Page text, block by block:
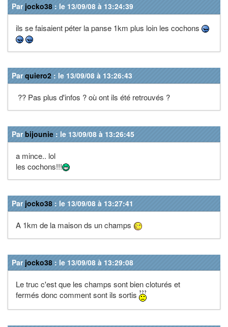
Par jocko38 : le 13/09/08 à 13:24:39
ils se faisaient péter la panse 1km plus loin les cochons
Parquiero2 : le 13/09/08 à 13:26:43
?? Pas plus d'infos ? où ont ils été retrouvés ?
Parbijounie : le 13/09/08 à 13:26:45
a mince.. lol
les cochons!!!
Par jocko38 : le 13/09/08 à 13:27:41
A 1km de la maison ds un champs
Par jocko38 : le 13/09/08 à 13:29:08
Le truc c'est que les champs sont bien cloturés et
fermés donc comment sont ils sortis